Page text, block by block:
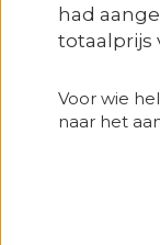
had
totaalprijs
Voor wie
naar het